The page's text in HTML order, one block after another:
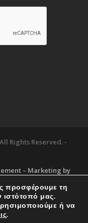
Rights Reserved. -
– Marketing by
Support
προσφέρουμε τη
ιστότοπό μας.
ή να
.